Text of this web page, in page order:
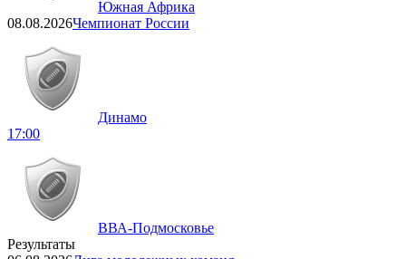
Южная Африка
08.08.2026Чемпионат России
Динамо
17:00
ВВА-Подмосковье
Результаты